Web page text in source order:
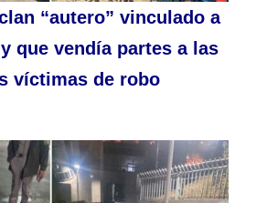
“autero” vinculado a
que vendía partes a las
víctimas de robo